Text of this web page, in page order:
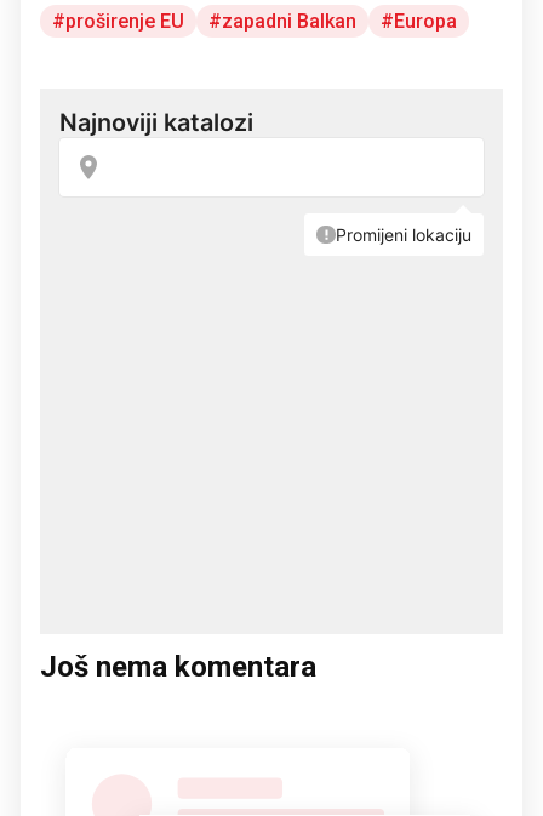
proširenje EU zapadni Balkan Europa
Još nema komentara